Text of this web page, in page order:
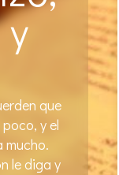
que
y el
mucho.
le diga y